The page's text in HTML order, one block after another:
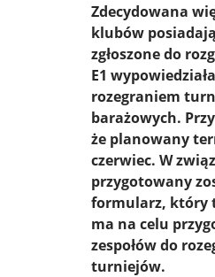
Zdecydowana
klubów
zgłoszone do
E1
rozegraniem
barażowych.
że planowany
czerwiec. W
przygotowany
formularz, który
ma na celu
zespołów do
turniejów.